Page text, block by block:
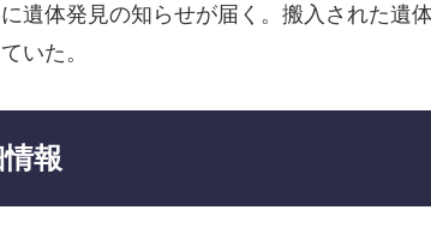
遺体発見の知らせが届く。搬入された遺
いた。
報